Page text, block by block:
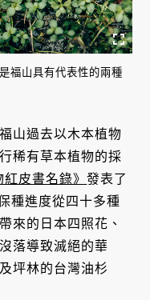
福山具有代表性的兩種
山過去以木本植物
稀有草本植物的採
紅皮書名錄》發表了
種進度從四十多種
來的日本四照花、
落導致滅絕的華
坪林的台灣油杉